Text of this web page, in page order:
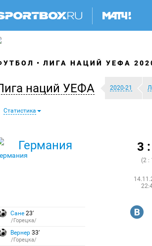
ЛИГА НАЦИЙ УЕФА
наций УЕФА 2020-21
Статистика
Германия 3 :
(2 :
Сане 23′
/Горецка/
Вернер 33′
/Горецка/
R